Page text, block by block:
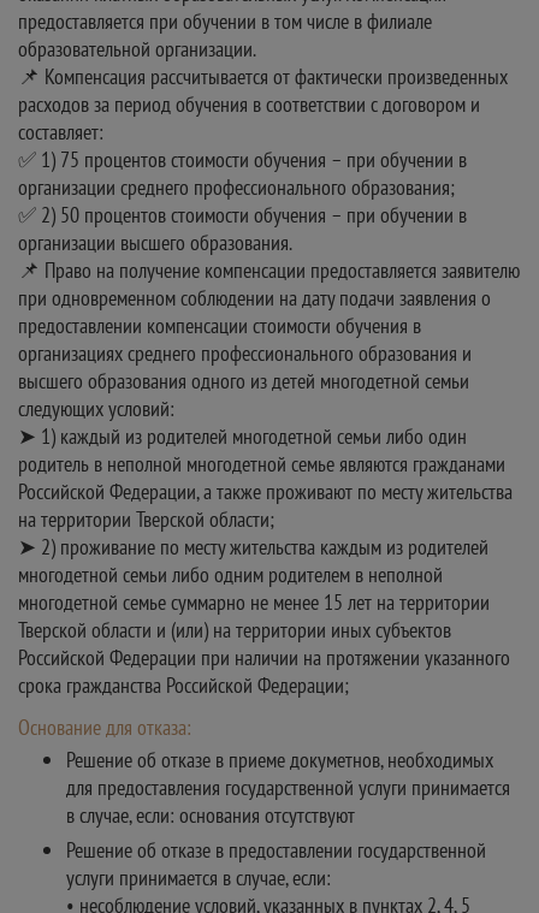
предоставляется при обучении в том числе в филиале
образовательной организации.
📌 Компенсация рассчитывается от фактически произведенных
расходов за период обучения в соответствии с договором и
составляет:
✅ 1) 75 процентов стоимости обучения – при обучении в
организации среднего профессионального образования;
✅ 2) 50 процентов стоимости обучения – при обучении в
организации высшего образования.
📌 Право на получение компенсации предоставляется заявителю
при одновременном соблюдении на дату подачи заявления о
предоставлении компенсации стоимости обучения в
организациях среднего профессионального образования и
высшего образования одного из детей многодетной семьи
следующих условий:
➤ 1) каждый из родителей многодетной семьи либо один
родитель в неполной многодетной семье являются гражданами
Российской Федерации, а также проживают по месту жительства
на территории Тверской области;
➤ 2) проживание по месту жительства каждым из родителей
многодетной семьи либо одним родителем в неполной
многодетной семье суммарно не менее 15 лет на территории
Тверской области и (или) на территории иных субъектов
Российской Федерации при наличии на протяжении указанного
срока гражданства Российской Федерации;
Основание для отказа:
Решение об отказе в приеме докуметнов, необходимых
для предоставления государственной услуги принимается
в случае, если: основания отсутствуют
Решение об отказе в предоставлении государственной
услуги принимается в случае, если:
• несоблюдение условий, указанных в пунктах 2, 4, 5